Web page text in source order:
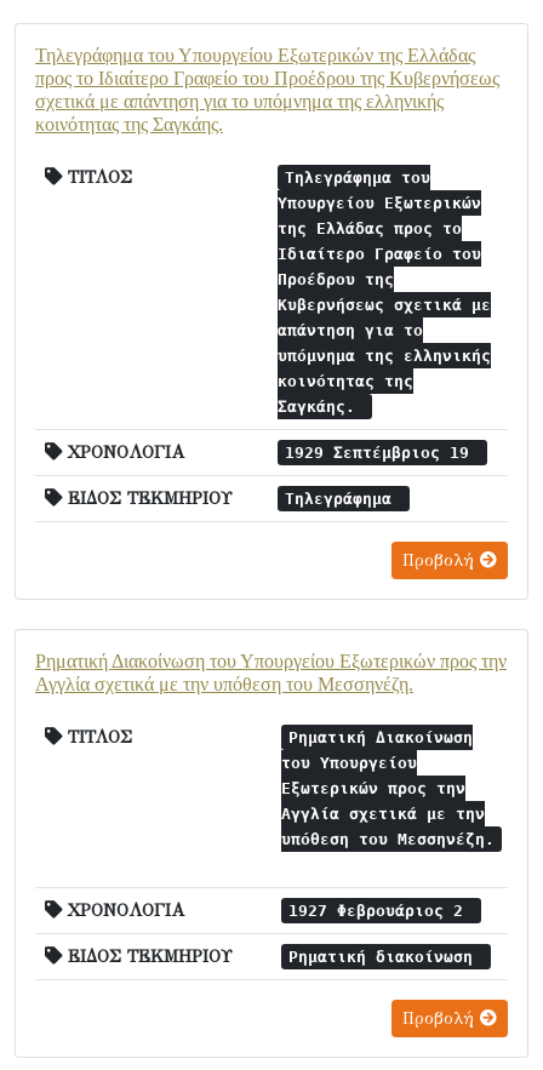
Τηλεγράφημα του Υπουργείου Εξωτερικών της Ελλάδας
προς το Ιδιαίτερο Γραφείο του Προέδρου της Κυβερνήσεως
σχετικά με απάντηση για το υπόμνημα της ελληνικής
κοινότητας της Σαγκάης.
ΤΙΤΛΟΣ
Τηλεγράφημα του
Υπουργείου Εξωτερικών
της Ελλάδας προς το
Ιδιαίτερο Γραφείο του
Προέδρου της
Κυβερνήσεως σχετικά με
απάντηση για το
υπόμνημα της ελληνικής
κοινότητας της
Σαγκάης.
ΧΡΟΝΟΛΟΓΙΑ 1929 Σεπτέμβριος 19
ΕΙΔΟΣ ΤΕΚΜΗΡΙΟΥ Τηλεγράφημα
Προβολή
Ρηματική Διακοίνωση του Υπουργείου Εξωτερικών προς την
Αγγλία σχετικά με την υπόθεση του Μεσσηνέζη.
ΤΙΤΛΟΣ
Ρηματική Διακοίνωση
του Υπουργείου
Εξωτερικών προς την
Αγγλία σχετικά με την
υπόθεση του Μεσσηνέζη.
ΧΡΟΝΟΛΟΓΙΑ 1927 Φεβρουάριος 2
ΕΙΔΟΣ ΤΕΚΜΗΡΙΟΥ Ρηματική διακοίνωση
Προβολή